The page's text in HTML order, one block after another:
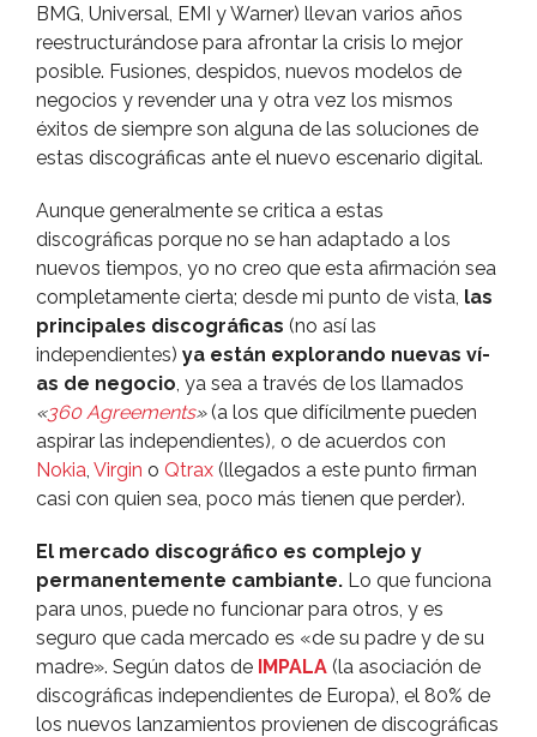
BMG, Universal, EMI y Warner) llevan varios años
reestructurándose para afrontar la crisis lo mejor
posible. Fusiones, despidos, nuevos modelos de
negocios y revender una y otra vez los mismos
éxitos de siempre son alguna de las soluciones de
estas discográficas ante el nuevo escenario digital.
Aunque generalmente se critica a estas
discográficas porque no se han adaptado a los
nuevos tiempos, yo no creo que esta afirmación sea
completamente cierta; desde mi punto de vista, las
principales discográficas (no así­ las
independientes) ya están explorando nuevas ví­
as de negocio, ya sea a través de los llamados
«360 Agreements»(a los que difí­cilmente pueden
aspirar las independientes), o de acuerdos con
Nokia, Virgin o Qtrax (llegados a este punto firman
casi con quien sea, poco más tienen que perder).
El mercado discográfico es complejo y
permanentemente cambiante. Lo que funciona
para unos, puede no funcionar para otros, y es
seguro que cada mercado es «de su padre y de su
madre». Según datos de IMPALA (la asociación de
discográficas independientes de Europa), el 80% de
los nuevos lanzamientos provienen de discográficas